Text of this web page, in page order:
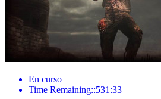
En curso
Time Remaining::531:33